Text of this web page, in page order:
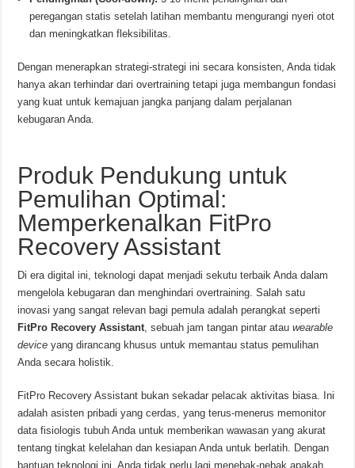
peregangan statis setelah latihan membantu mengurangi nyeri otot
dan meningkatkan fleksibilitas.
Dengan menerapkan strategi-strategi ini secara konsisten, Anda tidak
hanya akan terhindar dari overtraining tetapi juga membangun fondasi
yang kuat untuk kemajuan jangka panjang dalam perjalanan
kebugaran Anda.
Produk Pendukung untuk
Pemulihan Optimal:
Memperkenalkan FitPro
Recovery Assistant
Di era digital ini, teknologi dapat menjadi sekutu terbaik Anda dalam
mengelola kebugaran dan menghindari overtraining. Salah satu
inovasi yang sangat relevan bagi pemula adalah perangkat seperti
FitPro Recovery Assistant , sebuah jam tangan pintar atauwearable
device yang dirancang khusus untuk memantau status pemulihan
Anda secara holistik.
FitPro Recovery Assistant bukan sekadar pelacak aktivitas biasa. Ini
adalah asisten pribadi yang cerdas, yang terus-menerus memonitor
data fisiologis tubuh Anda untuk memberikan wawasan yang akurat
tentang tingkat kelelahan dan kesiapan Anda untuk berlatih. Dengan
bantuan teknologi ini, Anda tidak perlu lagi menebak-nebak apakah